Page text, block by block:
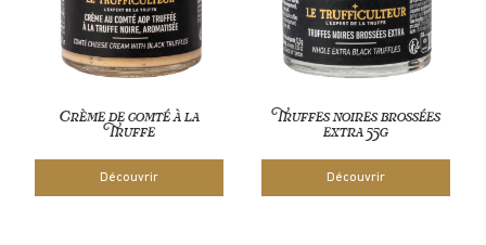
Crème de comté à la
Truffe
Découvrir
Truffes noires brossées
extra 55g
Découvrir